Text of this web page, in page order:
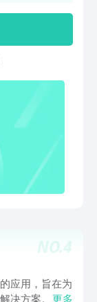
别多种文件格
的任一图片设
、风景美照，
都可设置成手
图片进行一键
小及保存路
到的问题了
各类文档，进
详情，方便快
的各类压缩
、一键分享、
、音频、视
识别查看【手
各个文件夹的
期、大小的排
NO.4
应用，旨在为
决方案。其特
更多